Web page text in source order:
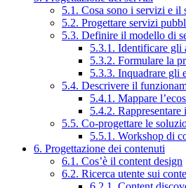
5.1. Cosa sono i servizi e il
5.2. Progettare servizi
5.3. Definire il modello di
5.3.1. Identificare gli
5.3.2. Formulare la
5.3.3. Inquadrare gli
5.4. Descrivere il
5.4.1. Mappare
5.4.2.
5.5. Co-progettare le
5.5.1. Workshop di
6. Progettazione dei contenuti
6.1. Cos’è il content design
6.2. Ricerca utente sui